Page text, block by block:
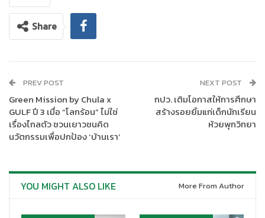
เปิดรับสมัครนักเรียนมัธยมศึกษาอายุ 11-18 ปี เข้าร่วมแข่งขันฟรีใน 2
เกมยอดนิยม ได้แก่ Arena of Valor (ROV) และ EA SPORTS FC
Mobile (FCM) เพื่อชิงทุนการศึกษารวมมูลค่ากว่า 1,600,000 บาท
ร่วมแข่งขันตั้งแต่เดือนพฤษภาคม 2569 เป็นต้นไป พร้อมกิจกรรม
Roadshow ตามสถานศึกษาในพื้นที่ต่างๆ ก่อนเข้าสู่การแข่งขันรอบ
คัดเลือก เพื่อเฟ้นหาตัวแทนแต่ละจังหวัดและแต่ละภูมิภาค ในช่วงเดือน
กรกฎาคม – สิงหาคม 2569 ก่อนปิดท้ายด้วยการแข่งขันรอบชิงแชมป์
ประเทศไทย ระหว่างเดือนกันยายน – พฤศจิกายน 2569
ไอเอสกล่าวว่า “AIS มองเห็นศักยภาพของเยาวชนไทยในโลกเกมและ
อีสปอร์ตที่เติบโตอย่างต่อเนื่อง ซึ่งไม่เพียงสะท้อนความสามารถด้าน
Share
PREV POST
Green Mission by Chula x
GULF ปี 3 เมื่อ “โลกร้อน” ไม่ใช่
เรื่องไกลตัว ชวนเยาวชนคิด
นวัตกรรมเพื่อปกป้อง ‘บ้านเรา’
NEXT POST
กปว. เติมโอกาสให้การศึกษา
สร้างรอยยิ้มแก่เด็กนักเรียน
ห้วยพุกวิทยา
YOU MIGHT ALSO LIKE More From Author